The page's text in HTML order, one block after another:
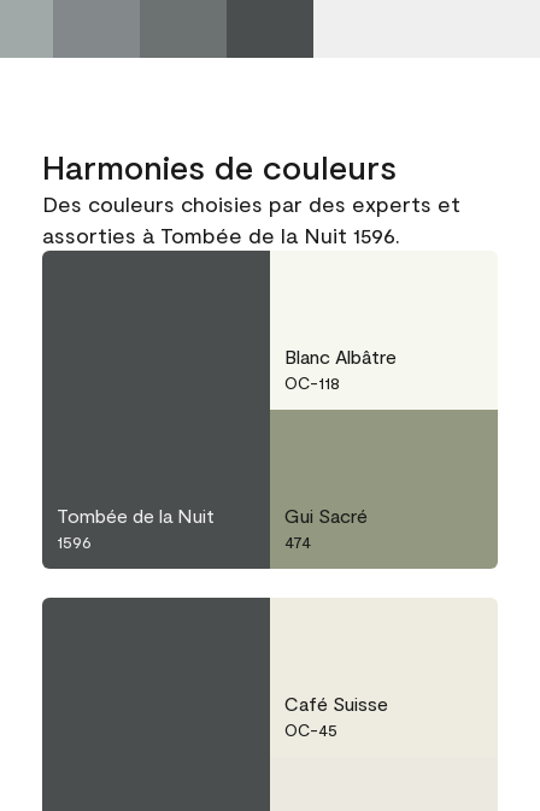
Harmonies de couleurs
Des couleurs choisies par des experts et
assorties à Tombée de la Nuit 1596.
Tombée de la Nuit
1596
Blanc Albâtre
OC-118
Gui Sacré
474
Café Suisse
OC-45